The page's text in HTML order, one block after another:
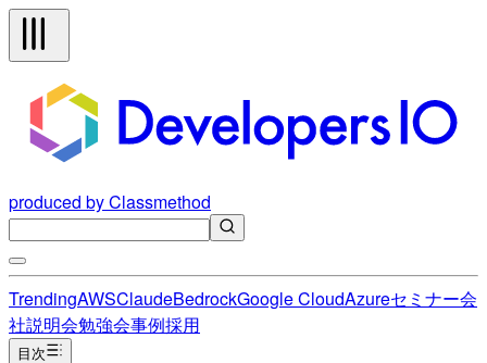
produced by Classmethod
TrendingAWSClaudeBedrockGoogle CloudAzureセミナー会
社説明会勉強会事例採用
目次